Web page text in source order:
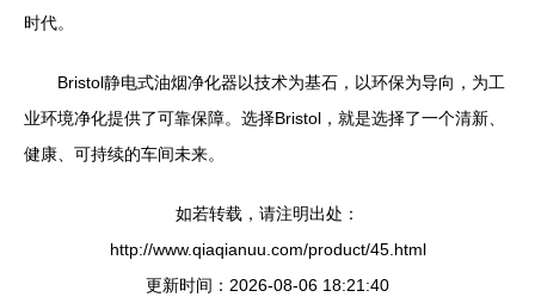
时代。
Bristol静电式油烟净化器以技术为基石，以环保为导向，为工
业环境净化提供了可靠保障。选择Bristol，就是选择了一个清新、
健康、可持续的车间未来。
如若转载，请注明出处：
http://www.qiaqianuu.com/product/45.html
更新时间：2026-08-06 18:21:40